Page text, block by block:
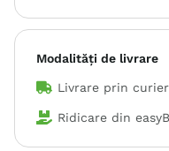
Modalități de livrare
Livrare prin
Ridicare din